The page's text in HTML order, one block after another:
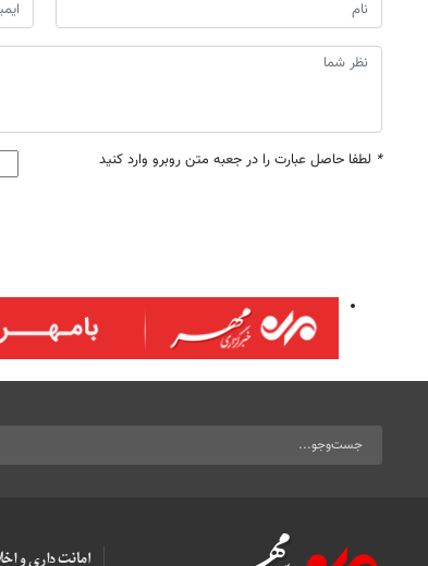
* لطفا حاصل عبارت را در جعبه متن روبرو وارد کنید